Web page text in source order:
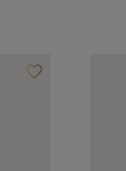
favorite_borderAjouter à vos favoris